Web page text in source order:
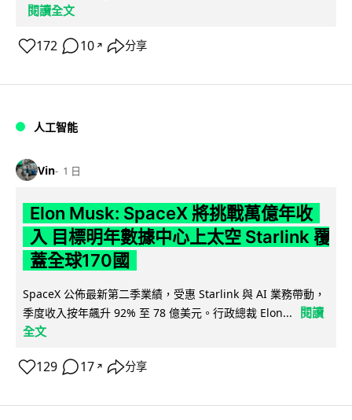
閱讀全文
172 10 ↗ 分享
人工智能
Vin 1 日
Elon Musk: SpaceX 將挑戰萬億年收
入 目標明年數據中心上太空 Starlink 覆
蓋全球170國
SpaceX 公佈最新第二季業績，受惠 Starlink 與 AI 業務帶動，
季度收入按年飆升 92% 至 78 億美元。行政總裁 Elon...
閱讀
全文
129 17 ↗ 分享